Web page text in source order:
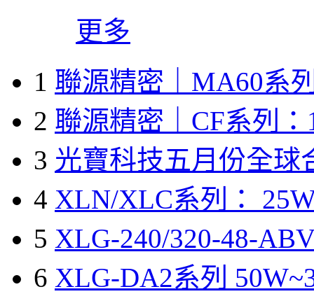
更多
1 聯源精密｜MA60系
2 聯源精密｜CF系列：
3 光寶科技五月份全球
4 XLN/XLC系列：
5 XLG-240/320-48-
6 XLG-DA2系列